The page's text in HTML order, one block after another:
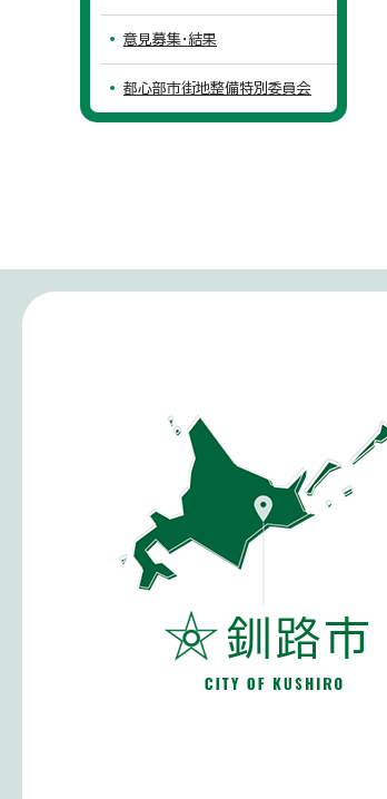
意見募集・結果
都心部市街地整備特別委員会